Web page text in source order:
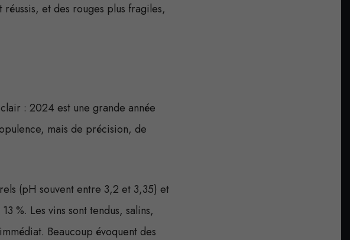
réussis, et des rouges plus fragiles,
: 2024 est une grande année
mais de précision, de
(pH souvent entre 3,2 et 3,35) et
%. Les vins sont tendus, salins,
Beaucoup évoquent des